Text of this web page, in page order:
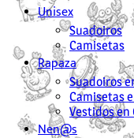
Unisex
Suadoiros
Camisetas
Rapaza
Suadoiros
Camisetas
Vestidos en
Nen@s